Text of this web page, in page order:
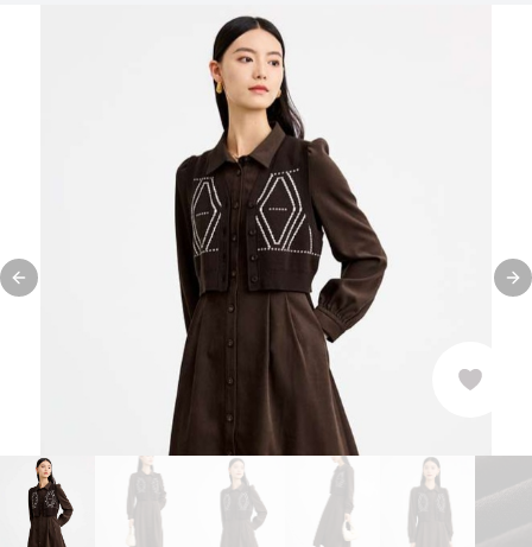
Previous slide